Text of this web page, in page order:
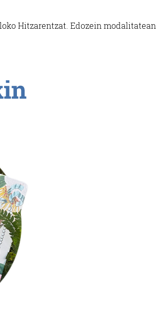
Hitzarentzat. Edozein modalitatean